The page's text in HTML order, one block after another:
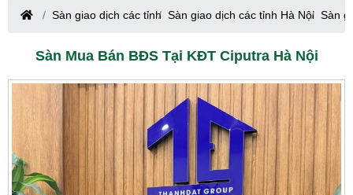
Cần thuê MBKD tại Phường Cầu Giấy
Cần thuê MBKD tại Phường Thanh Xuân
Cần thuê MBKD tại Phường Hà Đông
Cần thuê MBKD tại Phường Hoàng Mai
Cần thuê MBKD tại Phường Ô Chợ Dừa
Cần thuê MBKD tại Phường Yên Hòa
Cần thuê MBKD tại Phường Nghĩa Độ
Cần thuê MBKD tại Phường Phương Liệt
Cần thuê MBKD tại Phường Khương Đình
Cần thuê MBKD tại Phường Yên Sở
Sàn giao dịch các tỉnh Sàn giao dịch các tỉnh Hà Nội Sàn
Sàn Mua Bán BĐS Tại KĐT Ciputra Hà Nội